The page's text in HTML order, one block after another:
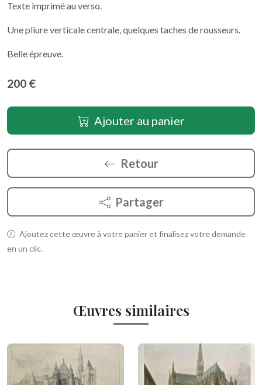
Texte imprimé au verso.
Une pliure verticale centrale, quelques taches de rousseurs.
Belle épreuve.
200 €
Ajouter au panier
Retour
Partager
Ajoutez cette œuvre à votre panier et finalisez votre demande
en un clic.
Œuvres similaires